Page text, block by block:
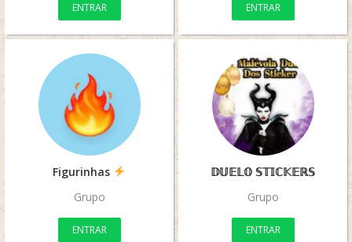
ENTRAR ENTRAR
Figurinhas
Grupo
ENTRAR
𝔻𝕌𝔼𝕃𝕆 𝕊𝕋𝕀ℂ𝕂𝔼ℝ𝕊
Grupo
ENTRAR